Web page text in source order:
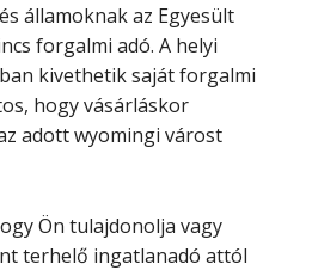
államoknak az Egyesült
forgalmi adó. A helyi
kivethetik saját forgalmi
hogy vásárláskor
adott wyomingi várost
Ön tulajdonolja vagy
terhelő ingatlanadó attól